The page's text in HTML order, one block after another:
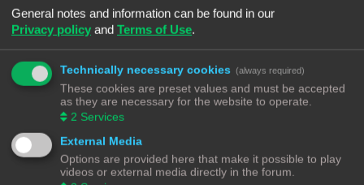
heeft hier dus in geen geval iets mee te maken.
Omhoog
Hoe kan ik berichten aan een moderator melden?
Als de beheerder het toelaat, kun je op de hiervoor dienende knop klikken bij
het bericht. Als je hierop geklikt hebt, moet je een paar verplichte stappen
volgen om de melding te versturen.
Waarvoor dient de "Opslaan"-knop bij het plaatsen van een bericht?
Hiermee kun je berichten opslaan om ze dan later af te werken en te plaatsen.
General notes and information can be found in our
Privacy policy and Terms of Use.
Technically necessary cookies (always required)
These cookies are preset values and must be accepted
as they are necessary for the website to operate.
2 Services
External Media
Options are provided here that make it possible to play
videos or external media directly in the forum.